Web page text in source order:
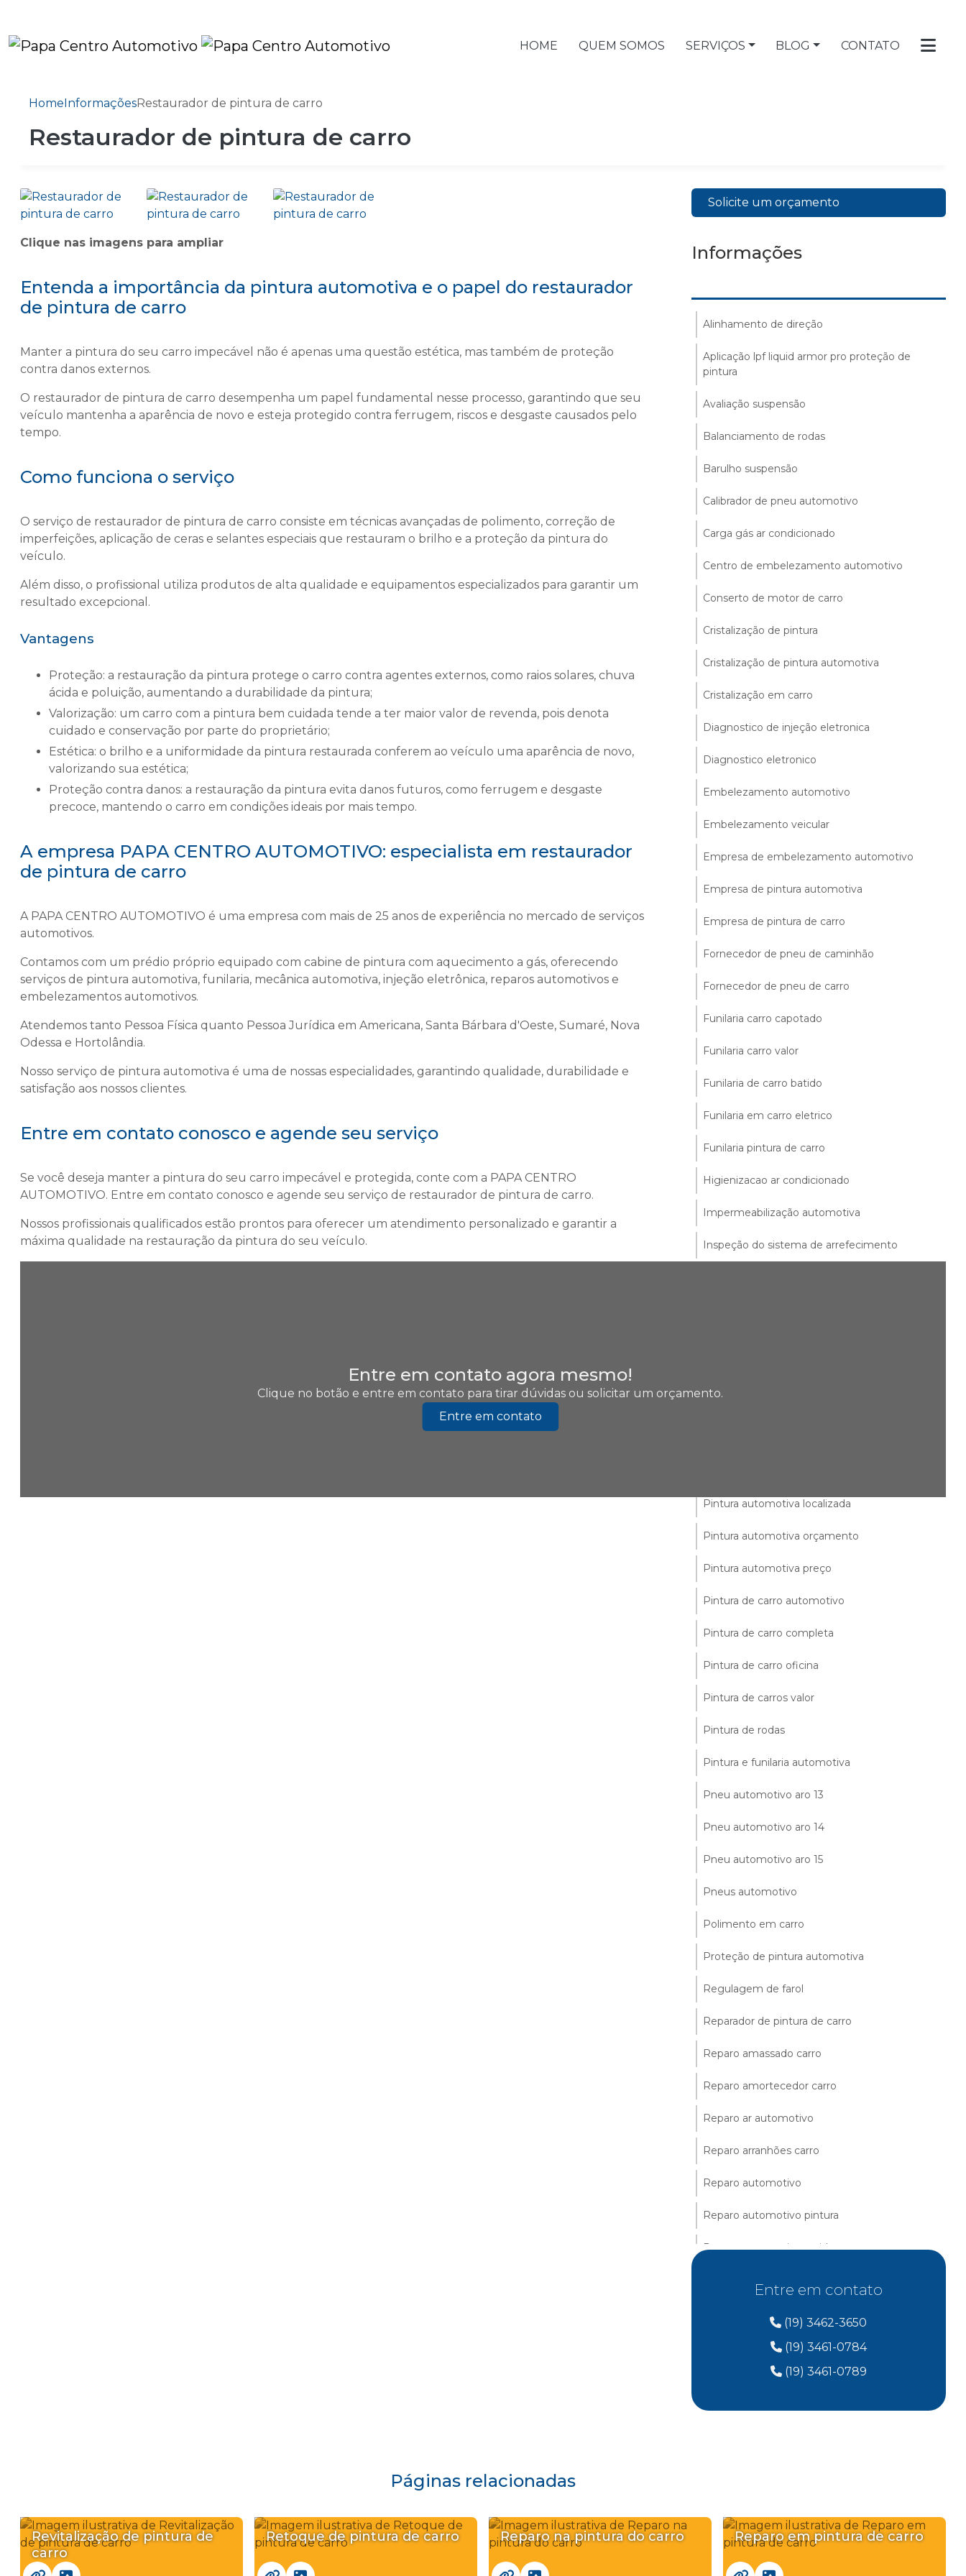
HOME QUEM SOMOS SERVIÇOS BLOG CONTATO
HomeInformaçõesRestaurador de pintura de carro
Restaurador de pintura de carro
Clique nas imagens para ampliar
Entenda a importância da pintura automotiva e o papel do restaurador
de pintura de carro
Manter a pintura do seu carro impecável não é apenas uma questão estética, mas também de proteção
contra danos externos.
O restaurador de pintura de carro desempenha um papel fundamental nesse processo, garantindo que seu
veículo mantenha a aparência de novo e esteja protegido contra ferrugem, riscos e desgaste causados pelo
tempo.
Como funciona o serviço
O serviço de restaurador de pintura de carro consiste em técnicas avançadas de polimento, correção de
imperfeições, aplicação de ceras e selantes especiais que restauram o brilho e a proteção da pintura do
veículo.
Além disso, o profissional utiliza produtos de alta qualidade e equipamentos especializados para garantir um
resultado excepcional.
Vantagens
Proteção: a restauração da pintura protege o carro contra agentes externos, como raios solares, chuva
ácida e poluição, aumentando a durabilidade da pintura;
Valorização: um carro com a pintura bem cuidada tende a ter maior valor de revenda, pois denota
cuidado e conservação por parte do proprietário;
Estética: o brilho e a uniformidade da pintura restaurada conferem ao veículo uma aparência de novo,
valorizando sua estética;
Proteção contra danos: a restauração da pintura evita danos futuros, como ferrugem e desgaste
precoce, mantendo o carro em condições ideais por mais tempo.
A empresa PAPA CENTRO AUTOMOTIVO: especialista em restaurador
de pintura de carro
A PAPA CENTRO AUTOMOTIVO é uma empresa com mais de 25 anos de experiência no mercado de serviços
automotivos.
Contamos com um prédio próprio equipado com cabine de pintura com aquecimento a gás, oferecendo
serviços de pintura automotiva, funilaria, mecânica automotiva, injeção eletrônica, reparos automotivos e
embelezamentos automotivos.
Atendemos tanto Pessoa Física quanto Pessoa Jurídica em Americana, Santa Bárbara d'Oeste, Sumaré, Nova
Odessa e Hortolândia.
Nosso serviço de pintura automotiva é uma de nossas especialidades, garantindo qualidade, durabilidade e
satisfação aos nossos clientes.
Entre em contato conosco e agende seu serviço
Se você deseja manter a pintura do seu carro impecável e protegida, conte com a PAPA CENTRO
AUTOMOTIVO. Entre em contato conosco e agende seu serviço de restaurador de pintura de carro.
Nossos profissionais qualificados estão prontos para oferecer um atendimento personalizado e garantir a
máxima qualidade na restauração da pintura do seu veículo.
Entre em contato agora mesmo!
Clique no botão e entre em contato para tirar dúvidas ou solicitar um orçamento.
Entre em contato
Solicite um orçamento
Informações
Alinhamento de direção
Aplicação lpf liquid armor pro proteção de
pintura
Avaliação suspensão
Balanciamento de rodas
Barulho suspensão
Calibrador de pneu automotivo
Carga gás ar condicionado
Centro de embelezamento automotivo
Conserto de motor de carro
Cristalização de pintura
Cristalização de pintura automotiva
Cristalização em carro
Diagnostico de injeção eletronica
Diagnostico eletronico
Embelezamento automotivo
Embelezamento veicular
Empresa de embelezamento automotivo
Empresa de pintura automotiva
Empresa de pintura de carro
Fornecedor de pneu de caminhão
Fornecedor de pneu de carro
Funilaria carro capotado
Funilaria carro valor
Funilaria de carro batido
Funilaria em carro eletrico
Funilaria pintura de carro
Higienizacao ar condicionado
Impermeabilização automotiva
Inspeção do sistema de arrefecimento
Pintura automotiva localizada
Pintura automotiva orçamento
Pintura automotiva preço
Pintura de carro automotivo
Pintura de carro completa
Pintura de carro oficina
Pintura de carros valor
Pintura de rodas
Pintura e funilaria automotiva
Pneu automotivo aro 13
Pneu automotivo aro 14
Pneu automotivo aro 15
Pneus automotivo
Polimento em carro
Proteção de pintura automotiva
Regulagem de farol
Reparador de pintura de carro
Reparo amassado carro
Reparo amortecedor carro
Reparo ar automotivo
Reparo arranhões carro
Reparo automotivo
Reparo automotivo pintura
Reparo automotivo rapido
Reparo na pintura do carro
Reparo parachoque
Reparo plástico
Retoque pintura automotiva
Revisão corretiva
Entre em contato
(19) 3462-3650
(19) 3461-0784
(19) 3461-0789
Páginas relacionadas
Revitalização de pintura de
carro
Retoque de pintura de carro Reparo na pintura do carro Reparo em pintura de carro